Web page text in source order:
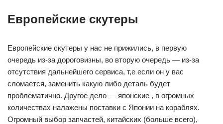
Европейские скутеры
Европейские скутеры у нас не прижились, в первую
очередь из-за дороговизны, во вторую очередь — из-за
отсутствия дальнейшего сервиса, т,е если он у вас
сломается, заменить какую либо деталь будет
проблематично. Другое дело — японские , в огромных
количествах налажены поставки с Японии на кораблях.
Огромный выбор запчастей, китайских (больше всего),